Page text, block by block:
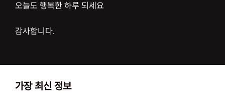
오늘도 행복한 하루 되세요
감사합니다.
가장 최신 정보